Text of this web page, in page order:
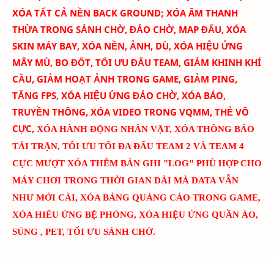
XÓA TẤT CẢ NỀN BACK GROUND; XÓA ÂM THANH
THỪA TRONG SẢNH CHỜ, ĐẢO CHỜ, MAP ĐẤU, XÓA
SKIN MÁY BAY, XÓA NỀN, ẢNH, DÙ, XÓA HIỆU ỨNG
MÂY MÙ, BO ĐỐT, TỐI ƯU ĐẤU TEAM, GIẢM KHINH KHÍ
CẦU, GIẢM HOẠT ẢNH TRONG GAME, GIẢM PING,
TĂNG FPS, XÓA HIỆU ỨNG ĐẢO CHỜ, XÓA BÁO,
TRUYỀN THÔNG, XÓA VIDEO TRONG VQMM, THẺ VÔ
CỰC, XÓA HÀNH ĐỘNG NHÂN VẬT, XÓA THÔNG BÁO
TẢI TRẬN, TỐI ƯU TỐI ĐA ĐẤU TEAM 2 VÀ TEAM 4
CỰC MƯỢT XÓA THÊM BẢN GHI "LOG" PHÙ HỢP CHO
MÁY CHƠI TRONG THỜI GIAN DÀI MÀ DATA VẪN
NHƯ MỚI CÀI, XÓA BẢNG QUẢNG CÁO TRONG GAME,
XÓA HIÊU ỨNG BỆ PHÓNG, XÓA HIỆU ỨNG QUẦN ÁO,
SÚNG , PET, TỐI ƯU SẢNH CHỜ.